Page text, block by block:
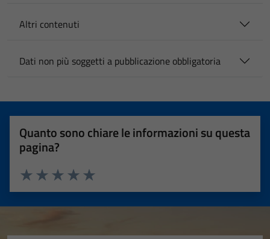
Altri contenuti
Dati non più soggetti a pubblicazione obbligatoria
Quanto sono chiare le informazioni su questa
pagina?
Valuta 5 stelle su 5
Valuta 4 stelle su 5
Valuta 3 stelle su 5
Valuta 2 stelle su 5
Valuta 1 stelle su 5